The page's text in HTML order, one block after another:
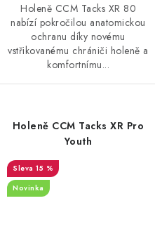
Holeně CCM Tacks XR 80
nabízí pokročilou anatomickou
ochranu díky novému
vstřikovanému chrániči holeně a
komfortnímu...
Holeně CCM Tacks XR Pro
Youth
15 %
Novinka